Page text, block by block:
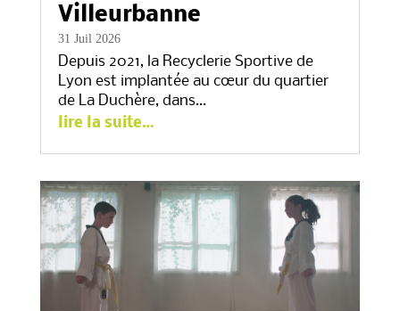
Villeurbanne
31 Juil 2026
Depuis 2021, la Recyclerie Sportive de
Lyon est implantée au cœur du quartier
de La Duchère, dans…
lire la suite…